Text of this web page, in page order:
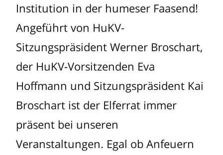
Institution in der humeser Faasend!
Angeführt von HuKV-
Sitzungspräsident Werner Broschart,
der HuKV-Vorsitzenden Eva
Hoffmann und Sitzungspräsident Kai
Broschart ist der Elferrat immer
präsent bei unseren
Veranstaltungen. Egal ob Anfeuern